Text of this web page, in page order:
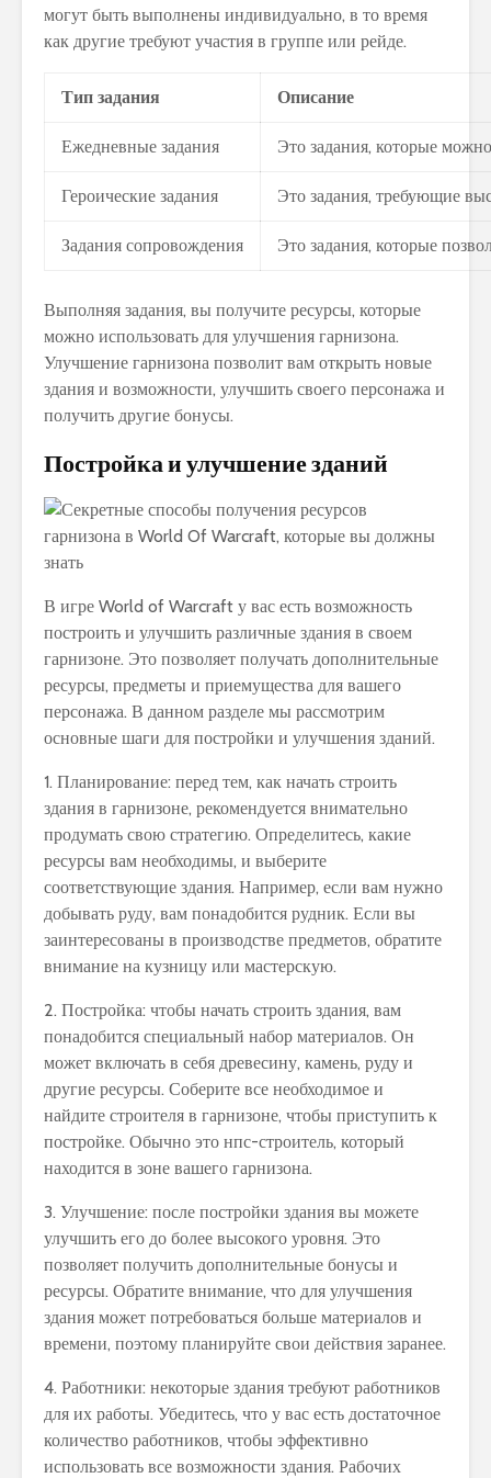
могут быть выполнены индивидуально, в то время
как другие требуют участия в группе или рейде.
Тип задания Описание
Ежедневные задания Это задания, которые
Героические задания Это задания, требующие
Задания сопровождения Это задания, которые
Выполняя задания, вы получите ресурсы, которые
можно использовать для улучшения гарнизона.
Улучшение гарнизона позволит вам открыть новые
здания и возможности, улучшить своего персонажа и
получить другие бонусы.
Постройка и улучшение зданий
В игре World of Warcraft у вас есть возможность
построить и улучшить различные здания в своем
гарнизоне. Это позволяет получать дополнительные
ресурсы, предметы и приемущества для вашего
персонажа. В данном разделе мы рассмотрим
основные шаги для постройки и улучшения зданий.
1. Планирование: перед тем, как начать строить
здания в гарнизоне, рекомендуется внимательно
продумать свою стратегию. Определитесь, какие
ресурсы вам необходимы, и выберите
соответствующие здания. Например, если вам нужно
добывать руду, вам понадобится рудник. Если вы
заинтересованы в производстве предметов, обратите
внимание на кузницу или мастерскую.
2. Постройка: чтобы начать строить здания, вам
понадобится специальный набор материалов. Он
может включать в себя древесину, камень, руду и
другие ресурсы. Соберите все необходимое и
найдите строителя в гарнизоне, чтобы приступить к
постройке. Обычно это нпс-строитель, который
находится в зоне вашего гарнизона.
3. Улучшение: после постройки здания вы можете
улучшить его до более высокого уровня. Это
позволяет получить дополнительные бонусы и
ресурсы. Обратите внимание, что для улучшения
здания может потребоваться больше материалов и
времени, поэтому планируйте свои действия заранее.
4. Работники: некоторые здания требуют работников
для их работы. Убедитесь, что у вас есть достаточное
количество работников, чтобы эффективно
использовать все возможности здания. Рабочих